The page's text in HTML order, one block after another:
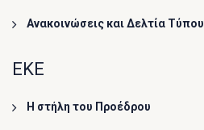
Ανακοινώσεις και Δελτία Τύπου
ΕΚΕ
Η στήλη του Προέδρου